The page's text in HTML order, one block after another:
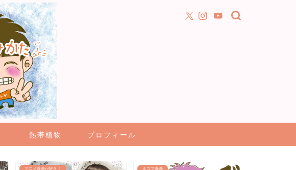
熱帯植物 プロフィール
４コマ漫画 アニメ漫画が好き！